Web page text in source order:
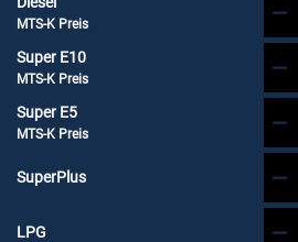
MTS-K Preis
Super E10
MTS-K Preis
Super E5
MTS-K Preis
SuperPlus
LPG